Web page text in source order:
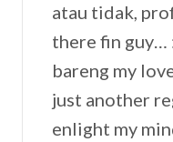
atau tidak,
there fin guy…
bareng my
just another
enlight my